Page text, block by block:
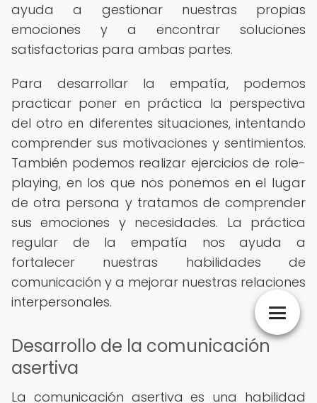
ayuda a gestionar nuestras propias
emociones y a encontrar soluciones
satisfactorias para ambas partes.
Para desarrollar la empatía, podemos
practicar poner en práctica la perspectiva
del otro en diferentes situaciones, intentando
comprender sus motivaciones y sentimientos.
También podemos realizar ejercicios de role-
playing, en los que nos ponemos en el lugar
de otra persona y tratamos de comprender
sus emociones y necesidades. La práctica
regular de la empatía nos ayuda a
fortalecer nuestras habilidades de
comunicación y a mejorar nuestras relaciones
interpersonales.
Desarrollo de la comunicación
asertiva
La comunicación asertiva es una habilidad